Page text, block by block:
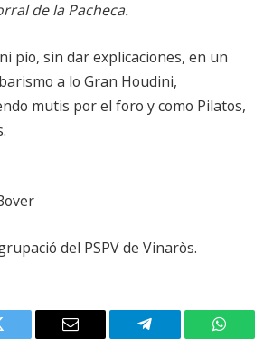
de la Pacheca.
pío, sin dar explicaciones, en un
a lo Gran Houdini,
mutis por el foro y como Pilatos,
del PSPV de Vinaròs.
Email Telegram